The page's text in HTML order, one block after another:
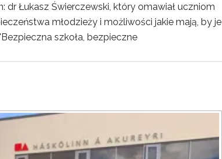
dr Łukasz Świerczewski, który omawiał uczniom
młodzieży i możliwości jakie mają, by je
szkoła, bezpieczne